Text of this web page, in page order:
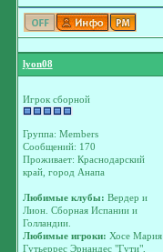
lyon08
Игрок сборной
Группа: Members
Сообщений: 170
Проживает: Краснодарский
край, город Анапа
Любимые клубы: Вердер и
Лион. Сборная Испании и
Голландии.
Любимые игроки: Хосе Мария
Гутьеррес Эрнандес "Гути",